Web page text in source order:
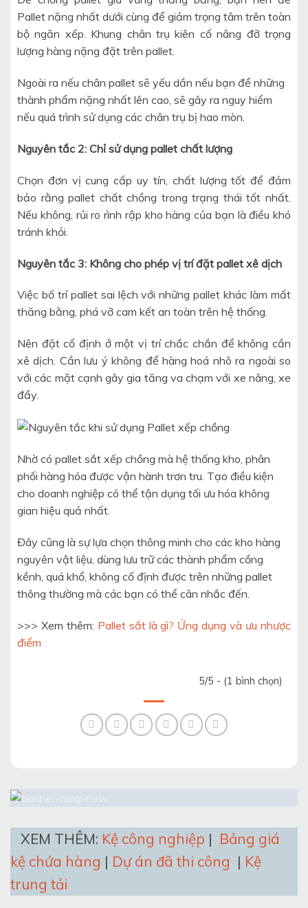
Pallet nặng nhất dưới cùng để giảm trọng tâm trên toàn
bộ ngăn xếp. Khung chân trụ kiên cố nâng đỡ trọng
lượng hàng nặng đặt trên pallet.
Ngoài ra nếu chân pallet sẽ yếu dần nếu bạn để những
thành phẩm nặng nhất lên cao, sẽ gây ra nguy hiểm
nếu quá trình sử dụng các chân trụ bị hao mòn.
Nguyên tắc 2: Chỉ sử dụng pallet chất lượng
Chọn đơn vị cung cấp uy tín, chất lượng tốt để đảm
bảo rằng pallet chất chồng trong trạng thái tốt nhất.
Nếu không, rủi ro rình rập kho hàng của bạn là điều khó
tránh khỏi.
Nguyên tắc 3: Không cho phép vị trí đặt pallet xê dịch
Việc bố trí pallet sai lệch với những pallet khác làm mất
thăng bằng, phá vỡ cam kết an toàn trên hệ thống.
Nên đặt cố định ở một vị trí chắc chắn để không cần
xê dịch. Cần lưu ý không để hàng hoá nhô ra ngoài so
với các mặt cạnh gây gia tăng va chạm với xe nâng, xe
đẩy.
Nhờ có pallet sắt xếp chồng mà hệ thống kho, phân
phối hàng hóa được vận hành trơn tru. Tạo điều kiện
cho doanh nghiệp có thể tận dụng tối ưu hóa không
gian hiệu quả nhất.
Đây cũng là sự lựa chọn thông minh cho các kho hàng
nguyên vật liệu, dùng lưu trữ các thành phẩm cồng
kềnh, quá khổ, không cố định được trên những pallet
thông thường mà các bạn có thể cân nhắc đến.
>>> Xem thêm: Pallet sắt là gì? Ứng dụng và ưu nhược
điểm
5/5 - (1 bình chọn)
XEM THÊM: Kệ công nghiệp | Bảng giá
kệ chứa hàng | Dự án đã thi công | Kệ
trung tải